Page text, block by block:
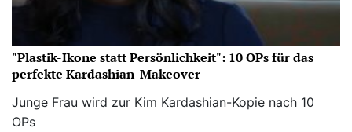
"Plastik-Ikone statt Persönlichkeit": 10 OPs für das
perfekte Kardashian-Makeover
Junge Frau wird zur Kim Kardashian-Kopie nach 10
OPs